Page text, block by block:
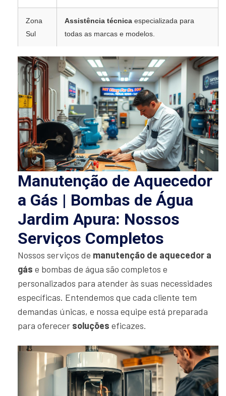
Zona
Sul
Assistência técnica especializada para
todas as marcas e modelos.
Manutenção de Aquecedor
a Gás | Bombas de Água
Jardim Apura: Nossos
Serviços Completos
Nossos serviços de manutenção de aquecedor a
gás e bombas de água são completos e
personalizados para atender às suas necessidades
específicas. Entendemos que cada cliente tem
demandas únicas, e nossa equipe está preparada
para oferecer soluções eficazes.